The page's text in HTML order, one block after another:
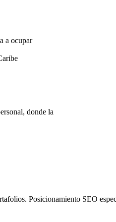
a ocupar
donde la
Posicionamiento SEO